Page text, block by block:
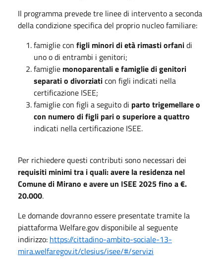
Il programma prevede tre linee di intervento a seconda
della condizione specifica del proprio nucleo familiare:
famiglie con figli minori di età rimasti orfanidi
uno o di entrambi i genitori;
famiglie monoparentali e famiglie di genitori
separati o divorziaticon figli indicati nella
certificazione ISEE;
famigliecon figli a seguito di parto trigemellare o
con numero di figli pari o superiore a quattro
indicati nella certificazione ISEE.
Per richiedere questi contributi sono necessari dei
requisiti minimi tra i quali: avere la residenza nel
Comune di Mirano e avere un ISEE 2025 fino a €.
20.000.
Le domande dovranno essere presentate tramite la
piattaforma Welfare.gov disponibile al seguente
indirizzo: https://cittadino-ambito-sociale-13-
mira.welfaregov.it/clesius/isee/#/servizi